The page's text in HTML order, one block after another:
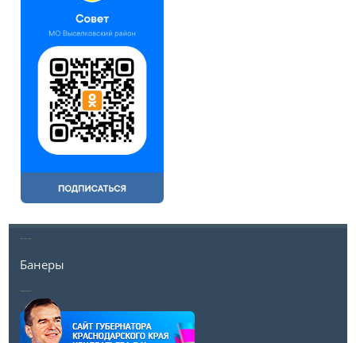
---
Банеры